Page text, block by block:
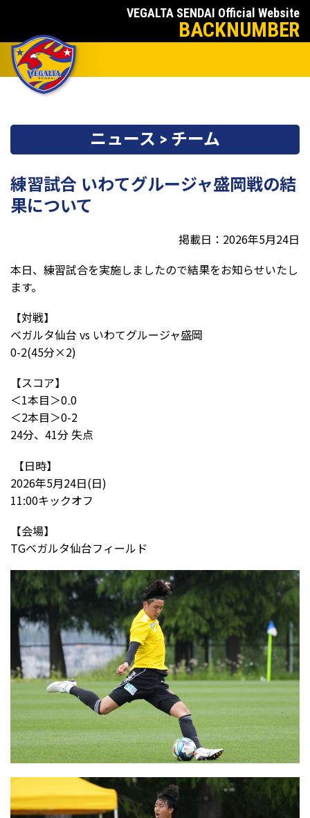
VEGALTA SENDAI Official Website
BACKNUMBER
ニュース > チーム
練習試合 いわてグルージャ盛岡戦の結
果について
掲載日：2026年5月24日
本日、練習試合を実施しましたので結果をお知らせいたし
ます。
【対戦】
ベガルタ仙台 vs いわてグルージャ盛岡
0-2(45分×2)
【スコア】
＜1本目＞0₋0
＜2本目＞0-2
24分、41分 失点
【日時】
2026年5月24日(日)
11:00キックオフ
【会場】
TGベガルタ仙台フィールド